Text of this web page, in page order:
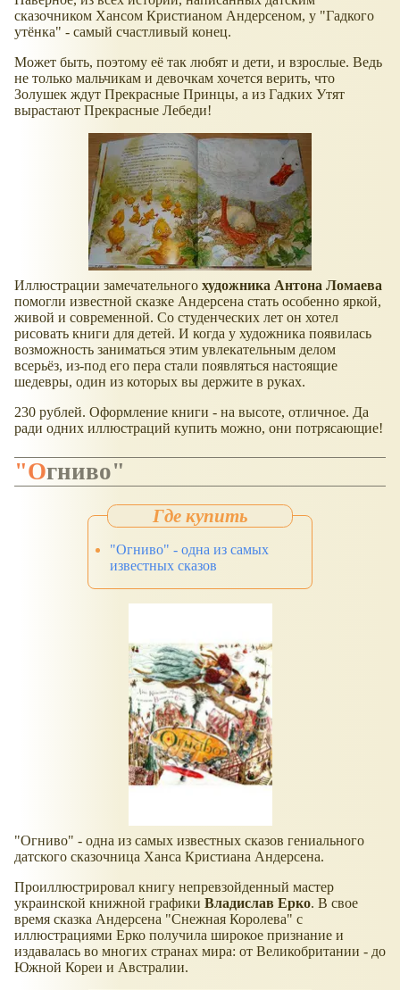
сказочником Хансом Кристианом Андерсеном, у "Гадкого
утёнка" - самый счастливый конец.
Может быть, поэтому её так любят и дети, и взрослые. Ведь
не только мальчикам и девочкам хочется верить, что
Золушек ждут Прекрасные Принцы, а из Гадких Утят
вырастают Прекрасные Лебеди!
Иллюстрации замечательного художника Антона Ломаева
помогли известной сказке Андерсена стать особенно яркой,
живой и современной. Со студенческих лет он хотел
рисовать книги для детей. И когда у художника появилась
возможность заниматься этим увлекательным делом
всерьёз, из-под его пера стали появляться настоящие
шедевры, один из которых вы держите в руках.
230 рублей. Оформление книги - на высоте, отличное. Да
ради одних иллюстраций купить можно, они потрясающие!
"Огниво"
"Огниво" - одна из самых
известных сказов
"Огниво" - одна из самых известных сказов гениального
датского сказочница Ханса Кристиана Андерсена.
Проиллюстрировал книгу непревзойденный мастер
украинской книжной графики Владислав Ерко. В свое
время сказка Андерсена "Снежная Королева" с
иллюстрациями Ерко получила широкое признание и
издавалась во многих странах мира: от Великобритании - до
Южной Кореи и Австралии.